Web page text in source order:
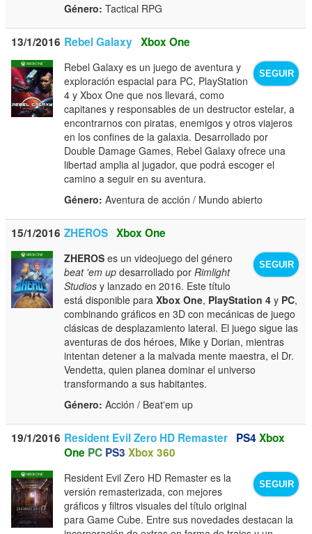
Género: Tactical RPG
13/1/2016 Rebel Galaxy Xbox One
SEGUIR
Rebel Galaxy es un juego de aventura y
exploración espacial para PC, PlayStation
4 y Xbox One que nos llevará, como
capitanes y responsables de un destructor estelar, a
encontrarnos con piratas, enemigos y otros viajeros
en los confines de la galaxia. Desarrollado por
Double Damage Games, Rebel Galaxy ofrece una
libertad amplia al jugador, que podrá escoger el
camino a seguir en su aventura.
Género: Aventura de acción / Mundo abierto
15/1/2016 ZHEROS Xbox One
SEGUIR
ZHEROS es un videojuego del género
beat 'em up desarrollado por Rimlight
Studios y lanzado en 2016. Este título
está disponible paraXbox One, PlayStation 4 y PC,
combinando gráficos en 3D con mecánicas de juego
clásicas de desplazamiento lateral. El juego sigue las
aventuras de dos héroes, Mike y Dorian, mientras
intentan detener a la malvada mente maestra, el Dr.
Vendetta, quien planea dominar el universo
transformando a sus habitantes.
Género: Acción / Beat'em up
19/1/2016 Resident Evil Zero HD Remaster PS4 Xbox
One PC PS3 Xbox 360
SEGUIR
Resident Evil Zero HD Remaster es la
versión remasterizada, con mejores
gráficos y filtros visuales del título original
para Game Cube. Entre sus novedades destacan la